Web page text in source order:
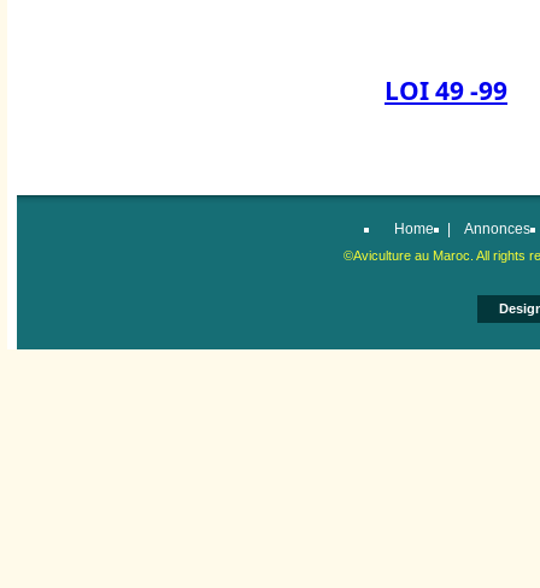
LOI 49 -99
Home Annonces
©Aviculture au Maroc. All rights